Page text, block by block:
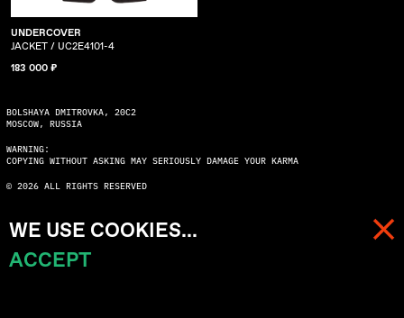
МЕНЮ
UNDERCOVER
JACKET / UC2E4101-4
183 000 ₽
BOLSHAYA DMITROVKA, 20C2
MOSCOW, RUSSIA
WARNING:
COPYING WITHOUT ASKING MAY SERIOUSLY DAMAGE YOUR KARMA
© 2026 ALL RIGHTS RESERVED
WE USE COOKIES...
ACCEPT